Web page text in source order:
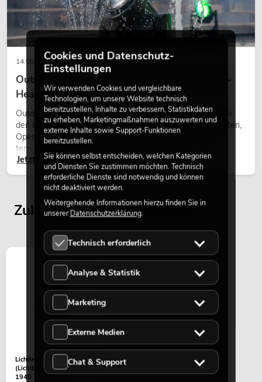
14.05.2026
Outdoor Moving-Heads: Wetterfeste Moving-
Heads bei Events
Outdoor Moving-Heads sind bewegliche Scheinwerfer für
den Einsatz im Freien. Sie werden bei Festivals, Stadtfesten,
Open-Air-Konzerten, Architekturinszenierungen und
temporären Außeninstallationen eingesetzt.
Jetzt lesen
Zuletzt angesehene Artikel
Lichtleiter
(Lichtbündelung) EYE-
1940
Cookies und Datenschutz-
Einstellungen
Wir verwenden Cookies und vergleichbare
Technologien, um unsere Website technisch
bereitzustellen, Inhalte zu verbessern, Statistikdaten
zu erheben, Marketingmaßnahmen auszuwerten und
externe Inhalte sowie Support-Funktionen
bereitzustellen.
Sie können selbst entscheiden, welchen Kategorien
und Diensten Sie zustimmen möchten. Technisch
erforderliche Dienste sind notwendig und können
nicht deaktiviert werden.
Weitergehende Informationen hierzu finden Sie in
unsererDatenschutzerklärung.
Technisch erforderlich
Analyse & Statistik
Marketing
Externe Medien
Chat & Support